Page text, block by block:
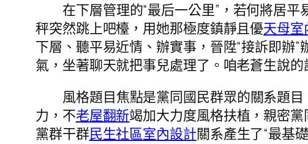
在下層管理的“最后一公里”，若何將居
秤突然跳上吧檯，用她那極度鎮靜且優天母室
下層、聽平易近情、辦實事，晉陞“接訴即辦
氣，坐著聊天就把事兒處理了。咱老蒼生說
風格題目焦點是黨同國民群眾的關系題
力，不老屋翻新竭加大力度風格扶植，親密黨
黨群干群民生社區室內設計關系產生了“最基